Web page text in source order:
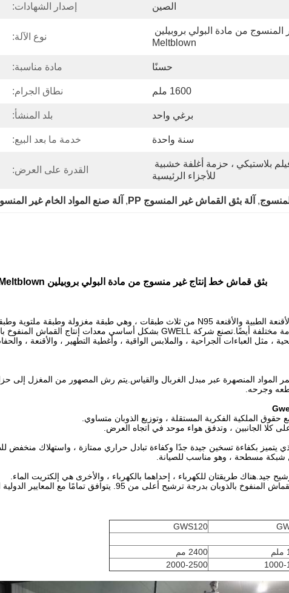
الصين إصدار الشهادات:
Meltblown
نوع الآلة:
حسنًا مادة مناسبة:
1600 ملم نطاق الجرام:
برغي واحد بلد المنشأ:
سنة واحدة خدمة ما بعد البيع:
للأجزاء الرئيسية
القدرة على العرض:
, آلة بثق القماش غير المنسوج PP , آلة صنع المواد الخام غير
بثق قماش خط إنتاج غير منسوج من مادة البولي بروبيلين PP Meltblown
، مثل العباءات الجراحية ، والملابس الواقية ، وأغطية التطهير ، والأقنعة ،
المواد المنصهرة عبر مبدل الغربال والقياس.يتم رش المصهور من المغزل إلى
وجرحه.
GWS120
2400 مم
1000-
2000-2500